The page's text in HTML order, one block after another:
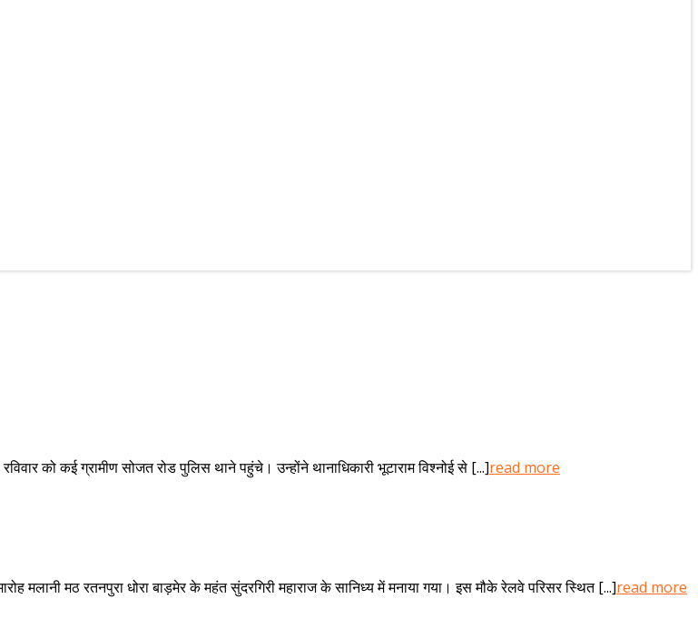
को कई ग्रामीण सोजत रोड पुलिस थाने पहुंचे। उन्होंने थानाधिकारी भूटाराम विश्नोई से [...]read more
ने
मलानी मठ रतनपुरा धोरा बाड़मेर के महंत सुंदरगिरी महाराज के सानिध्य में मनाया गया। इस मौके रेलवे परिसर स्थित [...]read more